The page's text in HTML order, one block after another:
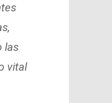
las
vital